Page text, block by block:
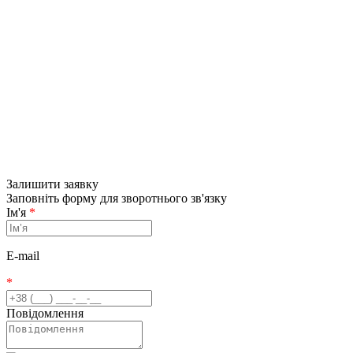
Залишити заявку
Заповніть форму для зворотнього зв'язку
Ім'я *
E-mail
*
Повідомлення